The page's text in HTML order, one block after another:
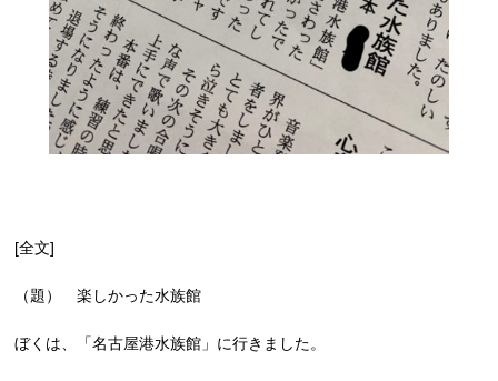
[全文]
（題） 楽しかった水族館
ぼくは、「名古屋港水族館」に行きました。